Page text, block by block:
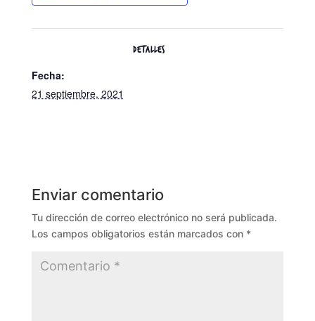
DETALLES
Fecha:
21 septiembre, 2021
Enviar comentario
Tu dirección de correo electrónico no será publicada.
Los campos obligatorios están marcados con *